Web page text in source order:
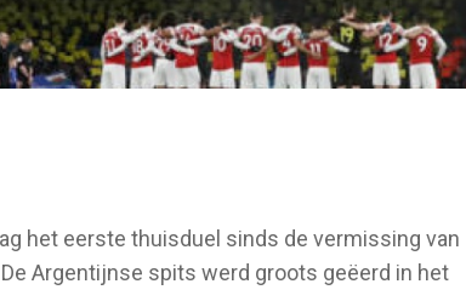
het eerste thuisduel sinds de vermissing van
Argentijnse spits werd groots geëerd in het